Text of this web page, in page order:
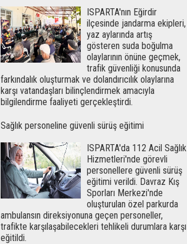
ISPARTA'nın Eğirdir
ilçesinde jandarma ekipleri,
yaz aylarında artış
gösteren suda boğulma
olaylarının önüne geçmek,
trafik güvenliği konusunda
farkındalık oluşturmak ve dolandırıcılık olaylarına
karşı vatandaşları bilinçlendirmek amacıyla
bilgilendirme faaliyeti gerçekleştirdi.
Sağlık personeline güvenli sürüş eğitimi
ISPARTA'da 112 Acil Sağlık
Hizmetleri'nde görevli
personellere güvenli sürüş
eğitimi verildi. Davraz Kış
Sporları Merkezi'nde
oluşturulan özel parkurda
ambulansın direksiyonuna geçen personeller,
trafikte karşılaşabilecekleri tehlikeli durumlara karşı
eğitildi.